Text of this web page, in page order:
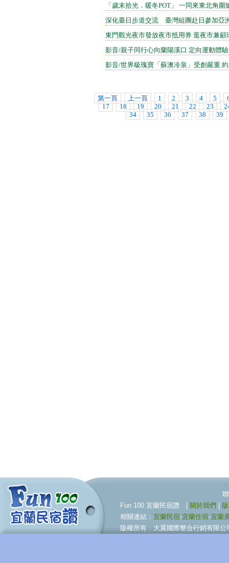
「歲末拾光．暖冬POT」 一同來東北角圍
深化臺日步道交流 臺灣組團赴日參加亞
東門觀光夜市發放夜市抵用券 逛夜市兼顧
影音/親子同行心向蘭陽溪口 定向運動體
影音/世界級瑰寶「蘇澳冷泉」受創嚴重
第一頁 上一頁 1 2 3 4 5
17
18 19 20 21 22 23
34
35 36 37 38 39
聯合行銷服務伙
Fun 100 宜蘭民宿讚 | 關於我們
相關連結： 宜蘭民宿-宜蘭住宿-宜蘭
版權所有 大翼國際整合行銷有限公